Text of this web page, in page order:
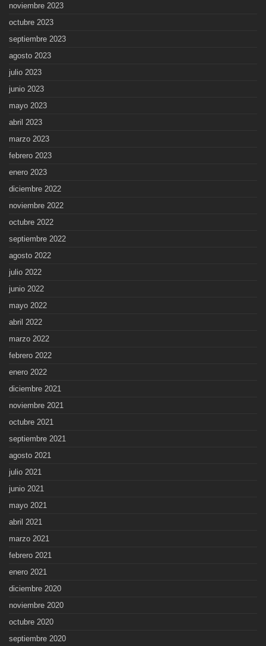
noviembre 2023
octubre 2023
septiembre 2023
agosto 2023
julio 2023
junio 2023
mayo 2023
abril 2023
marzo 2023
febrero 2023
enero 2023
diciembre 2022
noviembre 2022
octubre 2022
septiembre 2022
agosto 2022
julio 2022
junio 2022
mayo 2022
abril 2022
marzo 2022
febrero 2022
enero 2022
diciembre 2021
noviembre 2021
octubre 2021
septiembre 2021
agosto 2021
julio 2021
junio 2021
mayo 2021
abril 2021
marzo 2021
febrero 2021
enero 2021
diciembre 2020
noviembre 2020
octubre 2020
septiembre 2020